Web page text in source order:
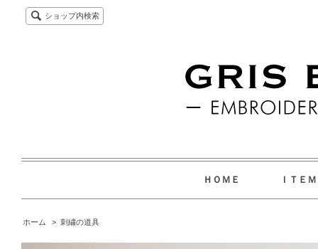
ショップ内検索
ＨＯＭＥ ＩＴＥ
ホーム > 刺繍の道具